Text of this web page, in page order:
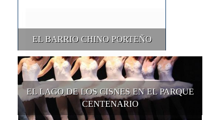
EL BARRIO CHINO PORTEÑO
EL LAGO DE LOS CISNES EN EL PARQUE
CENTENARIO